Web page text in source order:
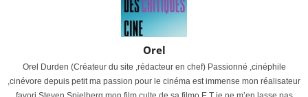
Orel
Orel Durden (Créateur du site ,rédacteur en chef) Passionné ,cinéphile
,cinévore depuis petit ma passion pour le cinéma est immense mon réalisateur